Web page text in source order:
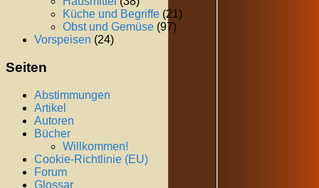
Küche und Begriffe (21)
Obst und Gemüse (97)
Vorspeisen (24)
Seiten
Abstimmungen
Artikel
Autoren
Bücher
Willkommen!
Cookie-Richtlinie (EU)
Forum
Glossar